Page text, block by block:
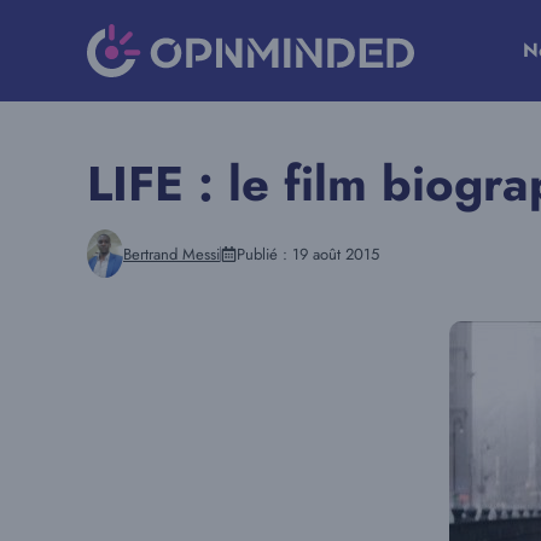
LIFE : le film
Bertrand Messi Publié : 19 août 2015